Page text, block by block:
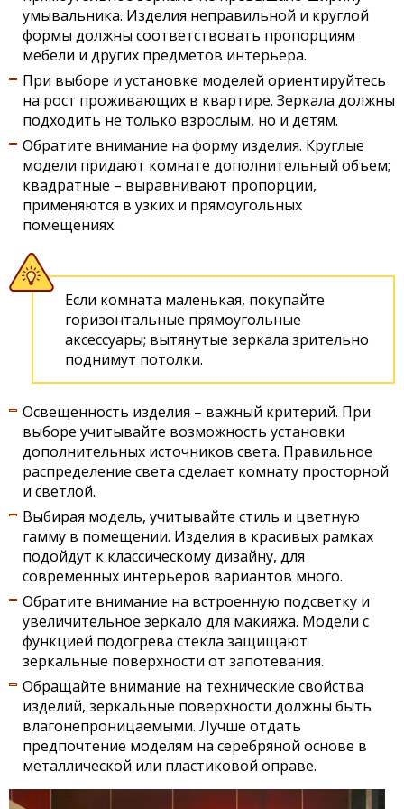
умывальника. Изделия неправильной и круглой
формы должны соответствовать пропорциям
мебели и других предметов интерьера.
При выборе и установке моделей ориентируйтесь
на рост проживающих в квартире. Зеркала должны
подходить не только взрослым, но и детям.
Обратите внимание на форму изделия. Круглые
модели придают комнате дополнительный объем;
квадратные – выравнивают пропорции,
применяются в узких и прямоугольных
помещениях.
Если комната маленькая, покупайте
горизонтальные прямоугольные
аксессуары; вытянутые зеркала зрительно
поднимут потолки.
Освещенность изделия – важный критерий. При
выборе учитывайте возможность установки
дополнительных источников света. Правильное
распределение света сделает комнату просторной
и светлой.
Выбирая модель, учитывайте стиль и цветную
гамму в помещении. Изделия в красивых рамках
подойдут к классическому дизайну, для
современных интерьеров вариантов много.
Обратите внимание на встроенную подсветку и
увеличительное зеркало для макияжа. Модели с
функцией подогрева стекла защищают
зеркальные поверхности от запотевания.
Обращайте внимание на технические свойства
изделий, зеркальные поверхности должны быть
влагонепроницаемыми. Лучше отдать
предпочтение моделям на серебряной основе в
металлической или пластиковой оправе.